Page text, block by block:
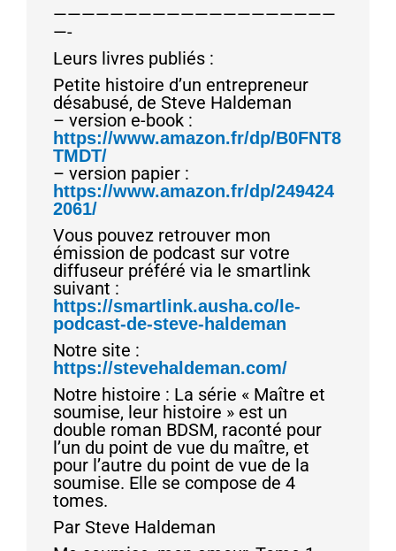
————————————————————
—-
Leurs livres publiés :
Petite histoire d’un entrepreneur
désabusé, de Steve Haldeman
– version e-book :
https://www.amazon.fr/dp/B0FNT8
TMDT/
– version papier :
https://www.amazon.fr/dp/249424
2061/
Vous pouvez retrouver mon
émission de podcast sur votre
diffuseur préféré via le smartlink
suivant :
https://smartlink.ausha.co/le-
podcast-de-steve-haldeman
Notre site :
https://stevehaldeman.com/
Notre histoire : La série « Maître et
soumise, leur histoire » est un
double roman BDSM, raconté pour
l’un du point de vue du maître, et
pour l’autre du point de vue de la
soumise. Elle se compose de 4
tomes.
Par Steve Haldeman